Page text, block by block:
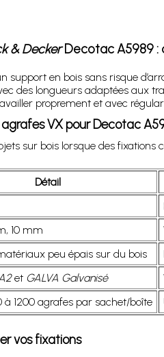
& DeckerDecotac A5989 :
support en bois sans risque
des longueurs adaptées aux
proprement et avec
VX pour Decotac
sur bois lorsque des
Détail
10 mm
peu épais sur du bois
et GALVA Galvanisé
à 1200 agrafes par sachet/boîte
vos fixations